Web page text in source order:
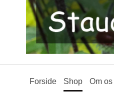
Forside Shop Om os